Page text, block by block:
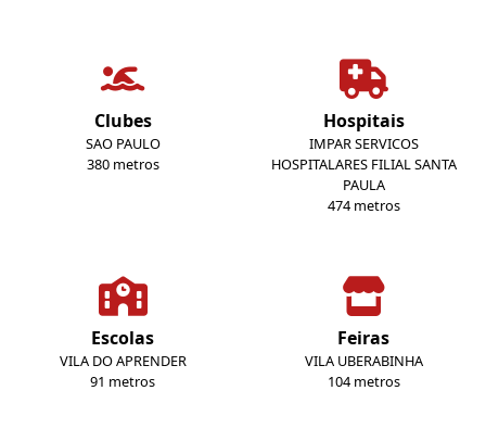
Clubes
SAO PAULO
380 metros
Hospitais
IMPAR SERVICOS
HOSPITALARES FILIAL SANTA
PAULA
474 metros
Escolas
VILA DO APRENDER
91 metros
Feiras
VILA UBERABINHA
104 metros